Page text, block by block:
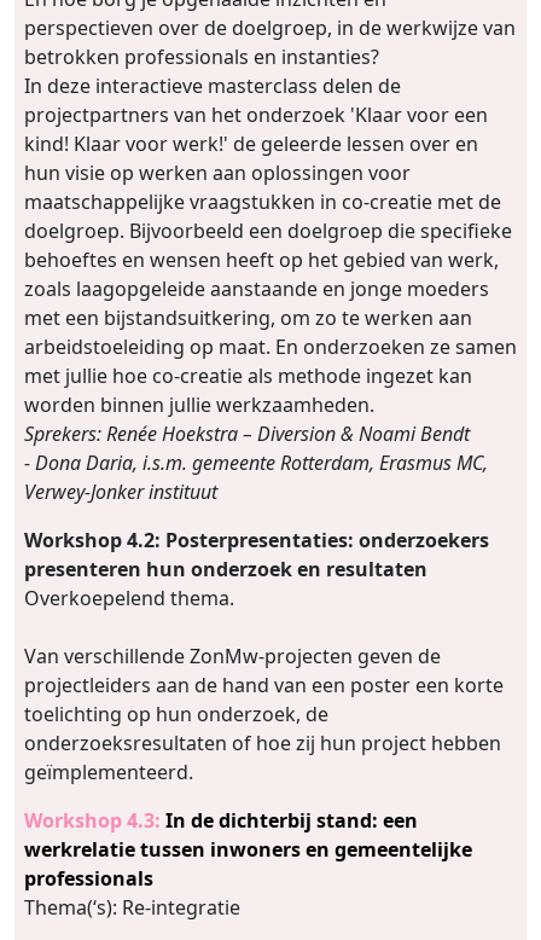
perspectieven over de doelgroep, in de werkwijze van
betrokken professionals en instanties?
In deze interactieve masterclass delen de
projectpartners van het onderzoek 'Klaar voor een
kind! Klaar voor werk!' de geleerde lessen over en
hun visie op werken aan oplossingen voor
maatschappelijke vraagstukken in co-creatie met de
doelgroep. Bijvoorbeeld een doelgroep die specifieke
behoeftes en wensen heeft op het gebied van werk,
zoals laagopgeleide aanstaande en jonge moeders
met een bijstandsuitkering, om zo te werken aan
arbeidstoeleiding op maat. En onderzoeken ze samen
met jullie hoe co-creatie als methode ingezet kan
worden binnen jullie werkzaamheden.
Sprekers:Renée Hoekstra – Diversion & Noami Bendt
- Dona Daria, i.s.m. gemeente Rotterdam, Erasmus MC,
Verwey-Jonker instituut
Workshop 4.2: Posterpresentaties: onderzoekers
presenteren hun onderzoek en resultaten
Overkoepelend thema.
Van verschillende ZonMw-projecten geven de
projectleiders aan de hand van een poster een korte
toelichting op hun onderzoek, de
onderzoeksresultaten of hoe zij hun project hebben
geïmplementeerd.
Workshop 4.3: In de dichterbij stand: een
werkrelatie tussen inwoners en gemeentelijke
professionals
Thema(‘s): Re-integratie